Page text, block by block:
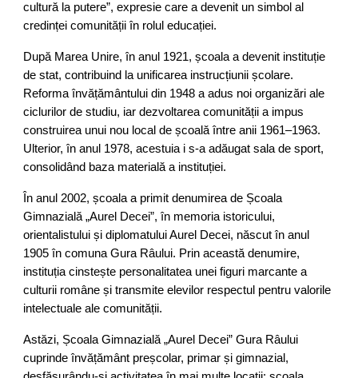
cultură la putere”, expresie care a devenit un simbol al
credinței comunității în rolul educației.
După Marea Unire, în anul 1921, școala a devenit instituție
de stat, contribuind la unificarea instrucțiunii școlare.
Reforma învățământului din 1948 a adus noi organizări ale
ciclurilor de studiu, iar dezvoltarea comunității a impus
construirea unui nou local de școală între anii 1961–1963.
Ulterior, în anul 1978, acestuia i s-a adăugat sala de sport,
consolidând baza materială a instituției.
În anul 2002, școala a primit denumirea de Școala
Gimnazială „Aurel Decei”, în memoria istoricului,
orientalistului și diplomatului Aurel Decei, născut în anul
1905 în comuna Gura Râului. Prin această denumire,
instituția cinstește personalitatea unei figuri marcante a
culturii române și transmite elevilor respectul pentru valorile
intelectuale ale comunității.
Astăzi, Școala Gimnazială „Aurel Decei” Gura Râului
cuprinde învățământ preșcolar, primar și gimnazial,